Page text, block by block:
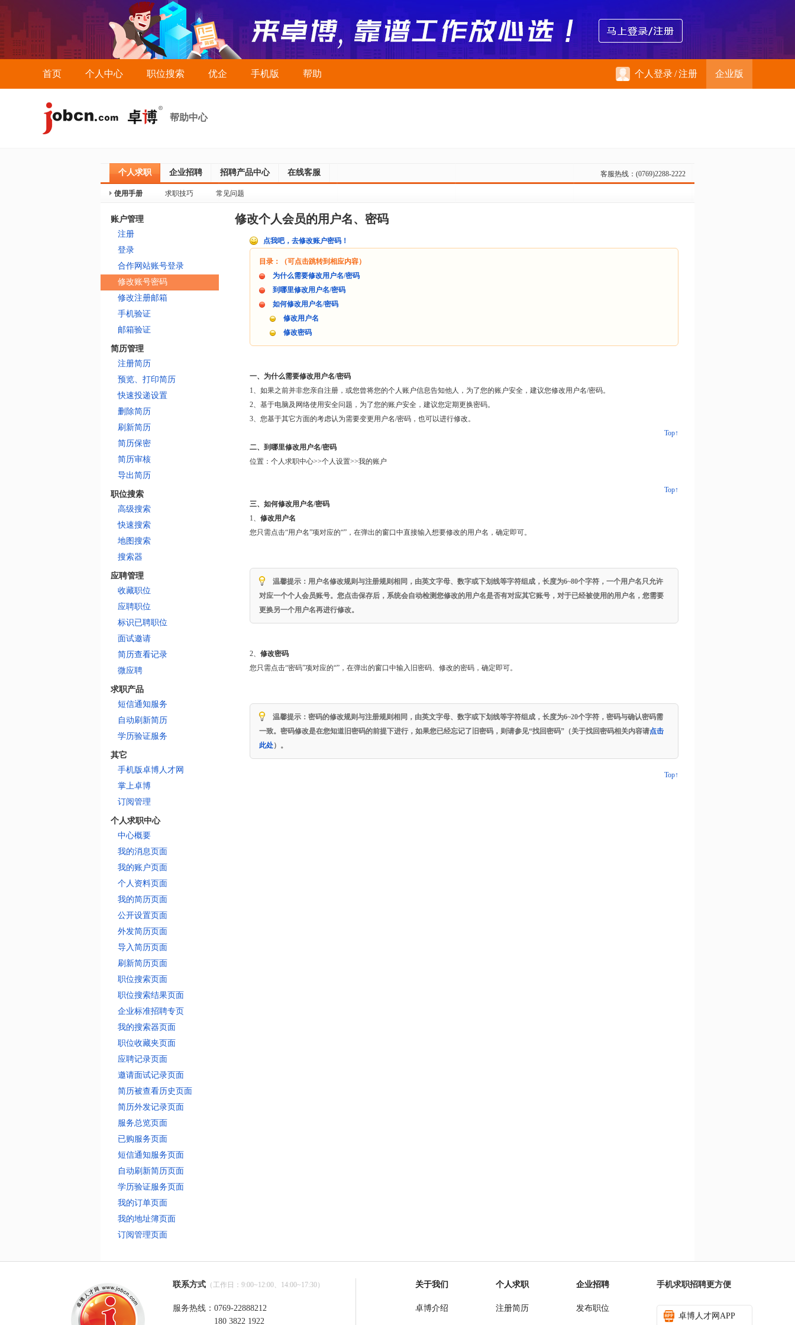
首页 个人中心 职位搜索 优企 手机版 帮助 个人登录/注册 企业版
帮助中心
个人求职 企业招聘 招聘产品中心 在线客服
使用手册 求职技巧 常见问题
客服热线：(0769)2288-2222
账户管理
注册
登录
合作网站账号登录
修改账号密码
修改注册邮箱
手机验证
邮箱验证
简历管理
注册简历
预览、打印简历
快速投递设置
删除简历
刷新简历
简历保密
简历审核
导出简历
职位搜索
高级搜索
快速搜索
地图搜索
搜索器
应聘管理
收藏职位
应聘职位
标识已聘职位
面试邀请
简历查看记录
微应聘
求职产品
短信通知服务
自动刷新简历
学历验证服务
其它
手机版卓博人才网
掌上卓博
订阅管理
个人求职中心
中心概要
我的消息页面
我的账户页面
个人资料页面
我的简历页面
公开设置页面
外发简历页面
导入简历页面
刷新简历页面
职位搜索页面
职位搜索结果页面
企业标准招聘专页
我的搜索器页面
职位收藏夹页面
应聘记录页面
邀请面试记录页面
简历被查看历史页面
简历外发记录页面
服务总览页面
已购服务页面
短信通知服务页面
自动刷新简历页面
学历验证服务页面
我的订单页面
我的地址簿页面
订阅管理页面
修改个人会员的用户名、密码
点我吧，去修改账户密码！
目录：（可点击跳转到相应内容）
为什么需要修改用户名/密码
到哪里修改用户名/密码
如何修改用户名/密码
修改用户名
修改密码
一、为什么需要修改用户名/密码
1、如果之前并非您亲自注册，或您曾将您的个人账户信息告知他人，为了您的账户安全，建议您修改用户名/密码。
2、基于电脑及网络使用安全问题，为了您的账户安全，建议您定期更换密码。
3、您基于其它方面的考虑认为需要变更用户名/密码，也可以进行修改。
Top↑
二、到哪里修改用户名/密码
位置：个人求职中心>>个人设置>>我的账户
Top↑
三、如何修改用户名/密码
1、 修改用户名
您只需点击“用户名”项对应的“”，在弹出的窗口中直接输入想要修改的用户名，确定即可。
温馨提示 ： 用户名修改规则与注册规则相同，由英文字母、数字或下划线等字符组成，长度为6~80个字符，一个用户名只允许
对应一个个人会员账号。您点击保存后，系统会自动检测您修改的用户名是否有对应其它账号，对于已经被使用的用户名，您需要
更换另一个用户名再进行修改。
2、 修改密码
您只需点击“密码”项对应的“”，在弹出的窗口中输入旧密码、修改的密码，确定即可。
温馨提示：密码的修改规则与注册规则相同，由英文字母、数字或下划线等字符组成，长度为6~20个字符，密码与确认密码需
一致。密码修改是在您知道旧密码的前提下进行，如果您已经忘记了旧密码，则请参见“找回密码”（关于找回密码相关内容请点击
此处）。
Top↑
联系方式 （工作日：9:00~12:00、14:00~17:30）
服务热线：0769-22888212
180 3822 1922
关于我们
卓博介绍
个人求职
注册简历
企业招聘
发布职位
手机求职招聘更方便
卓博人才网APP